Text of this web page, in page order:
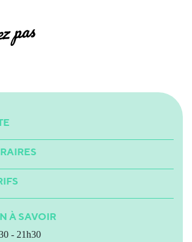
pas
À SAVOIR
- 21h30